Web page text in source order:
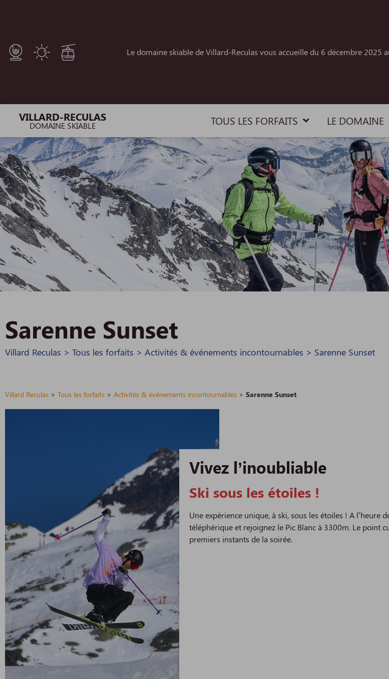
Le domaine skiable de Villard-Reculas vous accueille du 6 décembre 2025
VILLARD-RECULAS
DOMAINE SKIABLE TOUS LES FORFAITS LE DOMAINE
Sarenne Sunset
Villard Reculas > Tous les forfaits > Activités & événements incontournables > Sarenne Sunset
Villard Reculas > Tous les forfaits > Activités & événements incontournables > Sarenne Sunset
Vivez l’inoubliable
Ski sous les étoiles !
Une expérience unique, à ski, sous les étoiles ! A
téléphérique et rejoignez le Pic Blanc à 3300m. Le point
premiers instants de la soirée.